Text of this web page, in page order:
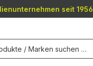
seit 1956